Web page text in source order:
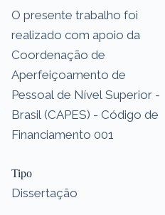
O presente trabalho foi
realizado com apoio da
Coordenação de
Aperfeiçoamento de
Pessoal de Nível Superior -
Brasil (CAPES) - Código de
Financiamento 001
Tipo
Dissertação